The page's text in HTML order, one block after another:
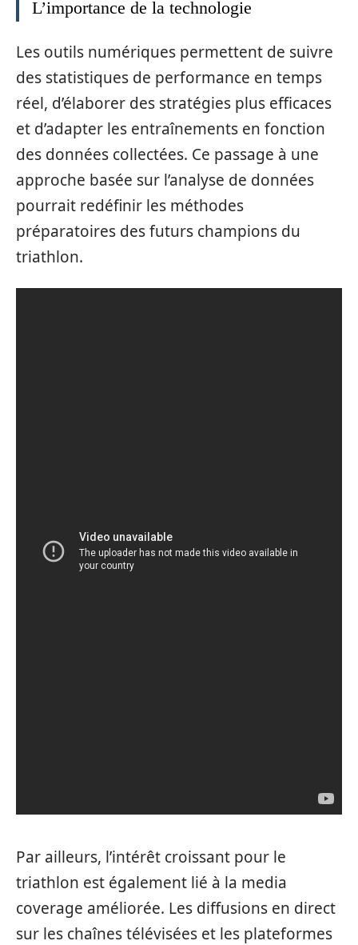
L’importance de la technologie
Les outils numériques permettent de suivre
des statistiques de performance en temps
réel, d’élaborer des stratégies plus efficaces
et d’adapter les entraînements en fonction
des données collectées. Ce passage à une
approche basée sur l’analyse de données
pourrait redéfinir les méthodes
préparatoires des futurs champions du
triathlon.
Par ailleurs, l’intérêt croissant pour le
triathlon est également lié à la media
coverage améliorée. Les diffusions en direct
sur les chaînes télévisées et les plateformes